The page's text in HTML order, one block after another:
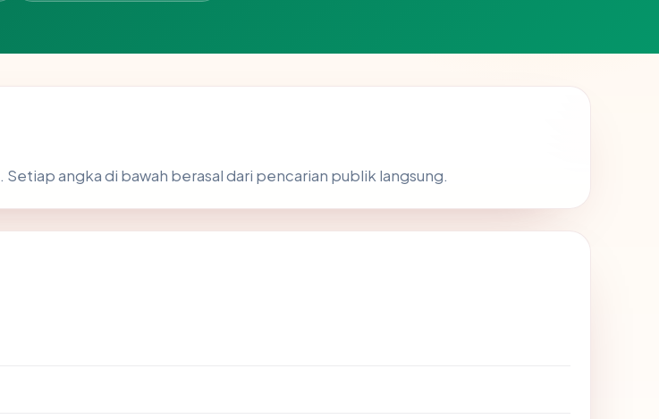
. Setiap angka di bawah berasal dari pencarian publik langsung.